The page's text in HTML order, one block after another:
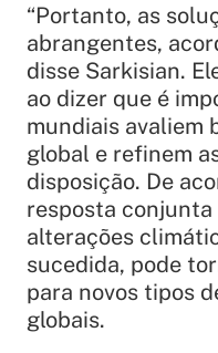
“Portanto, as
abrangentes,
disse Sarkisian.
ao dizer que é
mundiais avaliem
global e refinem
disposição. De
resposta conjunta
alterações
sucedida, pode
para novos tipos
globais.